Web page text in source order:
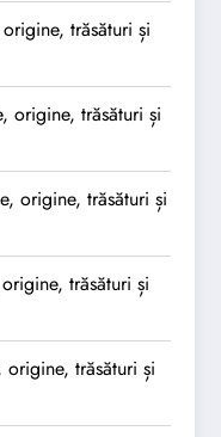
trăsături și
origine, trăsături și
origine, trăsături și
trăsături și
origine, trăsături și